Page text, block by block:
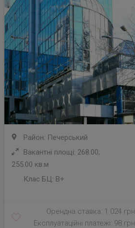
Район: Печерський
Вакантні площі: 268.00;
255.00 кв.м
Клас БЦ: B+
Орендна ставка: 1 024 грн
Експлуатаційні платежі: 98 грн